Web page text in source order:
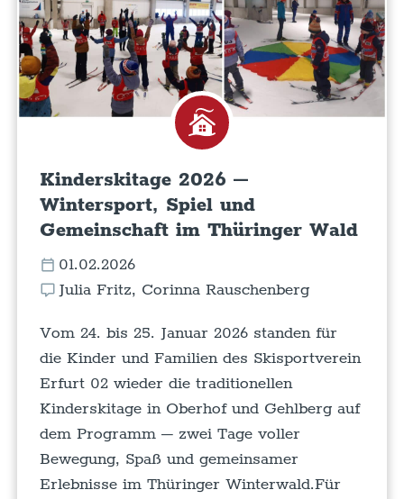
Kinderskitage 2026 –
Wintersport, Spiel und
Gemeinschaft im Thüringer Wald
01.02.2026
Julia Fritz, Corinna Rauschenberg
Vom 24. bis 25. Januar 2026 standen für
die Kinder und Familien des Skisportverein
Erfurt 02 wieder die traditionellen
Kinderskitage in Oberhof und Gehlberg auf
dem Programm – zwei Tage voller
Bewegung, Spaß und gemeinsamer
Erlebnisse im Thüringer Winterwald.Für